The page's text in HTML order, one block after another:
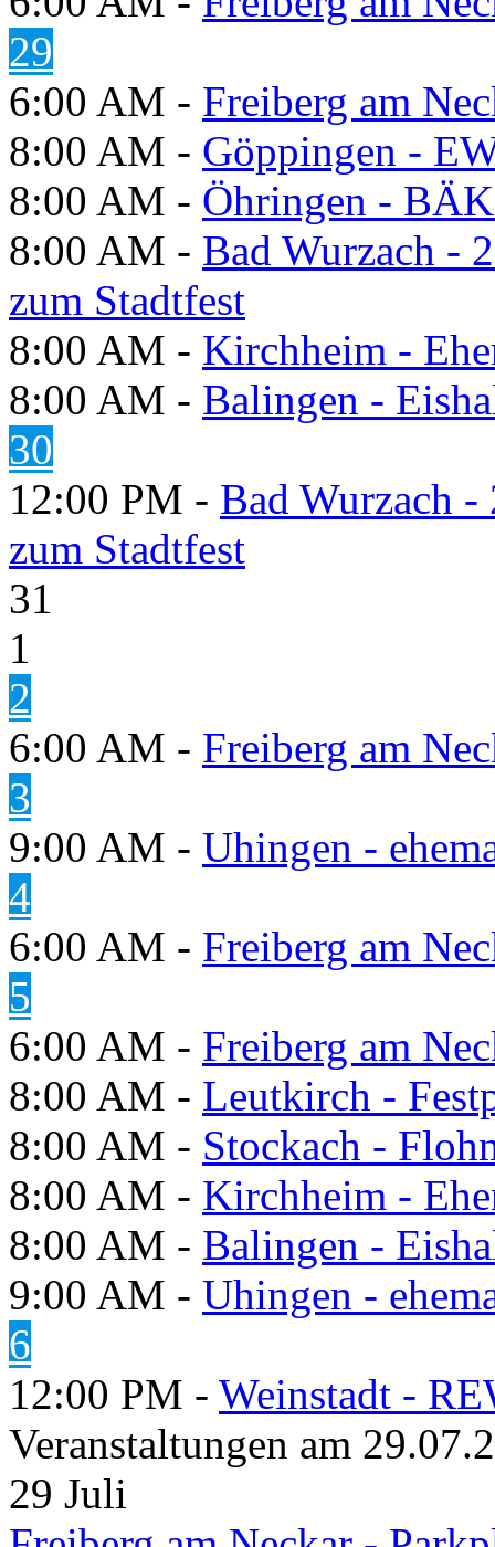
29
6:00 AM - Freiberg am
8:00 AM - Göppingen -
8:00 AM - Öhringen -
8:00 AM - Bad Wurzach -
zum Stadtfest
8:00 AM - Kirchheim -
8:00 AM - Balingen -
30
12:00 PM - Bad Wurzach
zum Stadtfest
31
1
2
6:00 AM - Freiberg am
3
9:00 AM - Uhingen -
4
6:00 AM - Freiberg am
5
6:00 AM - Freiberg am
8:00 AM - Leutkirch -
8:00 AM - Stockach -
8:00 AM - Kirchheim -
8:00 AM - Balingen -
9:00 AM - Uhingen -
6
12:00 PM - Weinstadt -
Veranstaltungen am
29 Juli